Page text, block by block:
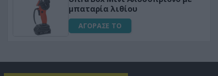
μπαταρία λιθίου
ΑΓΟΡΑΣΕ ΤΟ